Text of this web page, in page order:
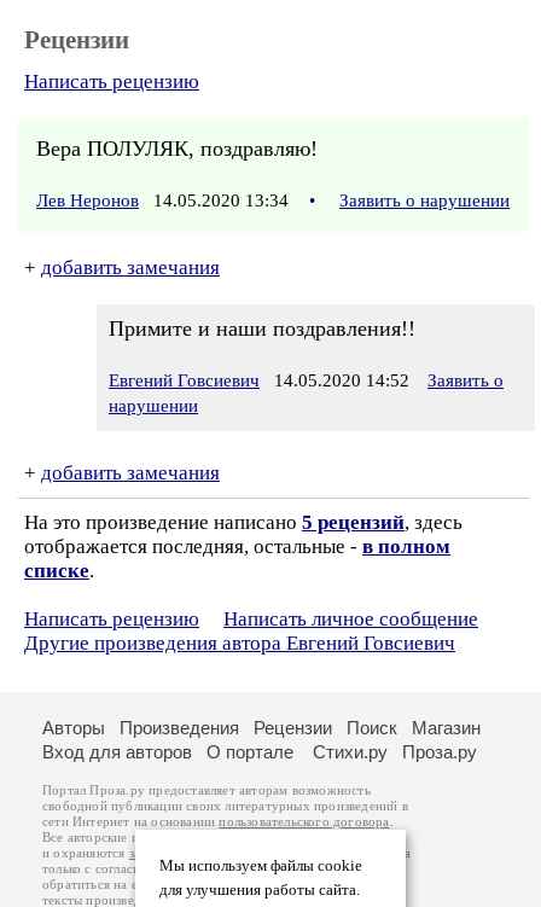
Рецензии
Написать рецензию
Вера ПОЛУЛЯК, поздравляю!
Лев Неронов 14.05.2020 13:34 • Заявить о нарушении
+ добавить замечания
Примите и наши поздравления!!
Евгений Говсиевич 14.05.2020 14:52
Заявить о
нарушении
+ добавить замечания
На это произведение написано 5 рецензий, здесь
отображается последняя, остальные - в полном
списке.
Написать рецензию
Написать личное сообщение
Другие произведения автора Евгений Говсиевич
Мы используем файлы cookie
для улучшения работы сайта.
Авторы Произведения Рецензии Поиск
Магазин
Вход для авторов
О портале Стихи.ру Проза.ру
Портал Проза.ру предоставляет авторам возможность
свободной публикации своих литературных произведений в
сети Интернет на основаниипользовательского договора
Все авторские права на произведения принадлежат авторам
и охраняются законом
. Перепечатка произведений возможна
только с согласия его автора, к которому вы можете
обратиться на его авторской странице. Ответственность за
тексты произведений авторы несут самостоятельно на